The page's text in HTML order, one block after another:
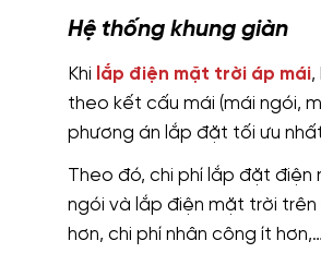
Hệ thống khung giàn
Khi lắp điện mặt trời áp mái,
theo kết cấu mái (mái ngói,
phương án lắp đặt tối ưu
Theo đó, chi phí lắp đặt
ngói và lắp điện mặt trời
hơn, chi phí nhân công ít hơn,…